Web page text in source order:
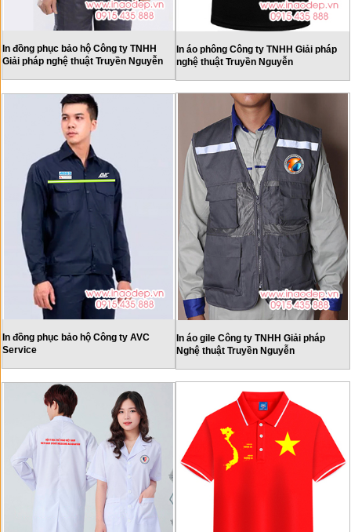
In đồng phục bảo hộ Công ty TNHH
Giải pháp nghệ thuật Truyền Nguyễn
In áo phông Công ty TNHH Giải pháp
nghệ thuật Truyền Nguyễn
In đồng phục bảo hộ Công ty AVC
Service
In áo gile Công ty TNHH Giải pháp
Nghệ thuật Truyền Nguyễn